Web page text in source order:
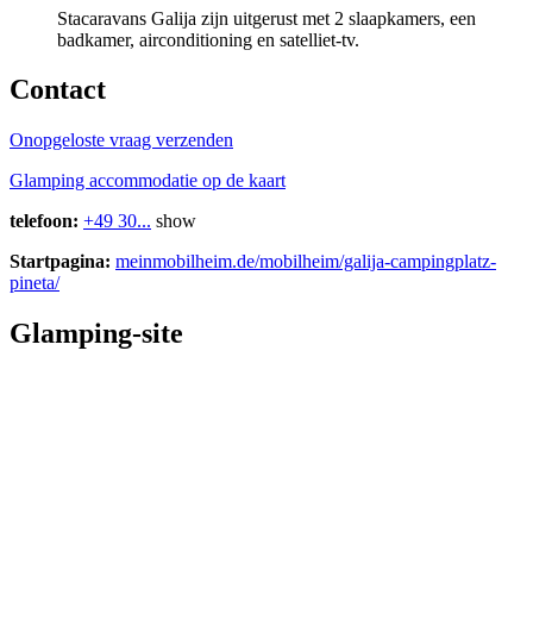
Stacaravans Galija zijn uitgerust met 2 slaapkamers, een
badkamer, airconditioning en satelliet-tv.
Contact
Onopgeloste vraag verzenden
Glamping accommodatie op de kaart
telefoon: +49 30... show
Startpagina: meinmobilheim.de/mobilheim/galija-campingplatz-
pineta/
Glamping-site